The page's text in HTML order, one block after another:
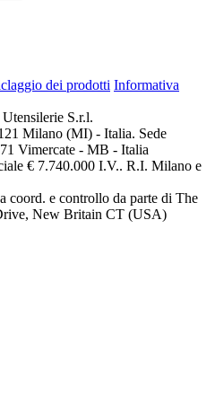
dei prodotti Informativa
S.r.l.
Milano (MI) - Italia. Sede
Vimercate - MB - Italia
€ 7.740.000 I.V.. R.I. Milano e
coord. e controllo da parte di The
New Britain CT (USA)